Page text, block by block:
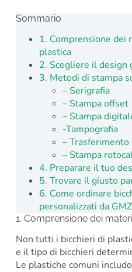
Sommario
1. Comprensione dei
plastica
2. Scegliere il design
3. Metodi di stampa
– Serigrafia
– Stampa offset
– Stampa
-Tampografia
– Trasferimento
– Stampa
4. Preparare il tuo
5. Trovare il giusto
6. Come ordinare
personalizzati da GMZ
1. Comprensione dei
Non tutti i bicchieri di
e il tipo di bicchieri
Le plastiche comuni